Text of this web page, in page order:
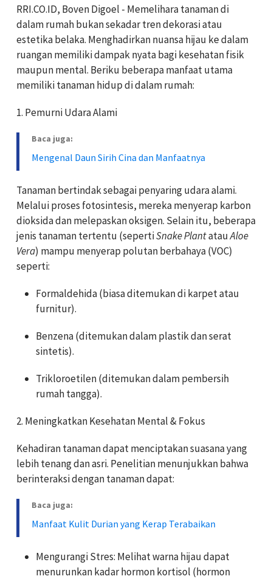
RRI.CO.ID, Boven Digoel - Memelihara tanaman di
dalam rumah bukan sekadar tren dekorasi atau
estetika belaka. Menghadirkan nuansa hijau ke dalam
ruangan memiliki dampak nyata bagi kesehatan fisik
maupun mental. Beriku beberapa manfaat utama
memiliki tanaman hidup di dalam rumah:
1. Pemurni Udara Alami
Baca juga:
Mengenal Daun Sirih Cina dan Manfaatnya
Tanaman bertindak sebagai penyaring udara alami.
Melalui proses fotosintesis, mereka menyerap karbon
dioksida dan melepaskan oksigen. Selain itu, beberapa
jenis tanaman tertentu (sepertiSnake PlantatauAloe
Vera) mampu menyerap polutan berbahaya (VOC)
seperti:
Formaldehida(biasa ditemukan di karpet atau
furnitur).
Benzena(ditemukan dalam plastik dan serat
sintetis).
Trikloroetilen(ditemukan dalam pembersih
rumah tangga).
2. Meningkatkan Kesehatan Mental & Fokus
Kehadiran tanaman dapat menciptakan suasana yang
lebih tenang dan asri. Penelitian menunjukkan bahwa
berinteraksi dengan tanaman dapat:
Baca juga:
Manfaat Kulit Durian yang Kerap Terabaikan
Mengurangi Stres: Melihat warna hijau dapat
menurunkan kadar hormon kortisol (hormon